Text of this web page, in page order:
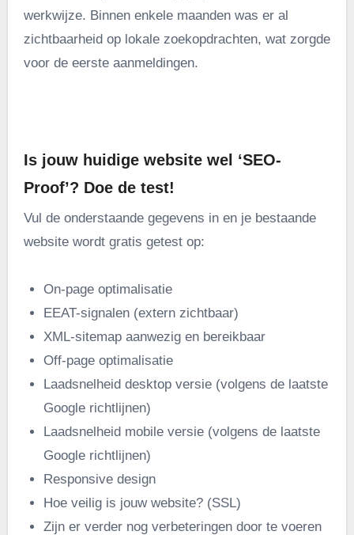
werkwijze. Binnen enkele maanden was er al
zichtbaarheid op lokale zoekopdrachten, wat zorgde
voor de eerste aanmeldingen.
Is jouw huidige website wel ‘SEO-
Proof’? Doe de test!
Vul de onderstaande gegevens in en je bestaande
website wordt gratis getest op:
On-page optimalisatie
EEAT-signalen (extern zichtbaar)
XML-sitemap aanwezig en bereikbaar
Off-page optimalisatie
Laadsnelheid desktop versie (volgens de laatste
Google richtlijnen)
Laadsnelheid mobile versie (volgens de laatste
Google richtlijnen)
Responsive design
Hoe veilig is jouw website? (SSL)
Zijn er verder nog verbeteringen door te voeren